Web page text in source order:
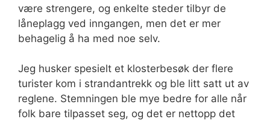
være strengere, og enkelte steder tilbyr de
låneplagg ved inngangen, men det er mer
behagelig å ha med noe selv.
Jeg husker spesielt et klosterbesøk der flere
turister kom i strandantrekk og ble litt satt ut av
reglene. Stemningen ble mye bedre for alle når
folk bare tilpasset seg, og det er nettopp det